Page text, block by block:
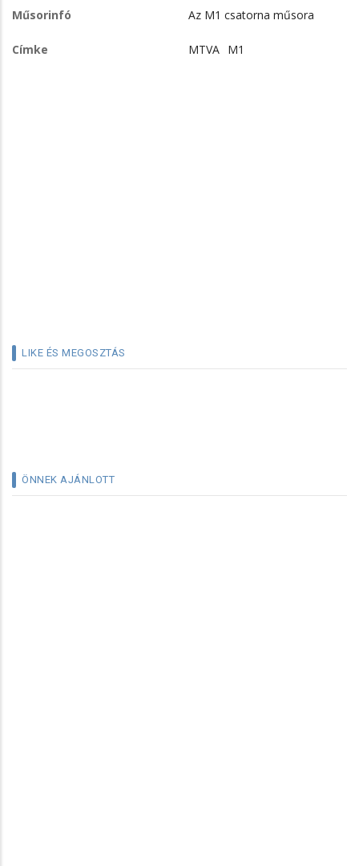
Műsorinfó Az M1 csatorna műsora
Címke MTVA M1
LIKE ÉS MEGOSZTÁS
ÖNNEK AJÁNLOTT